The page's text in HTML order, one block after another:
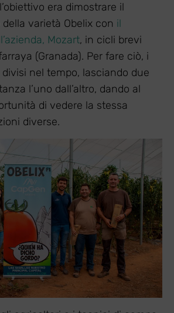
era dimostrare il
varietà Obelix con il
Mozart, in cicli brevi
(Granada). Per fare ciò, i
nel tempo, lasciando due
l’uno dall’altro, dando al
di vedere la stessa
diverse.